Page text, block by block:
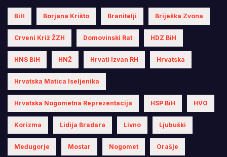
BiH Borjana Krišto Branitelji Briješka Zvona
Crveni Križ ŽZH Domovinski Rat HDZ BiH
HNS BiH HNŽ Hrvati Izvan RH Hrvatska
Hrvatska Matica Iseljenika
Hrvatska Nogometna Reprezentacija HSP BiH HVO
Korizma Lidija Bradara Livno Ljubuški
Međugorje Mostar Nogomet Orašje